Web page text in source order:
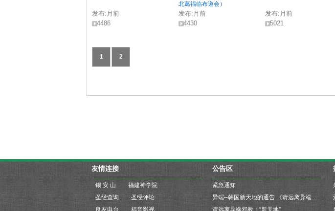
发布: 月前
4486
北葛福临布道会）
发布: 月前
4430
发布: 月前
5021
1 2
友情连接
锡 安 山
福建神学院
圣经查询
圣经评论
良友电台
福音影视
公告区
紧急通知
异端--韩国新天地的通告 《请远离异端邪教“新天地”》
请远离异端邪教：“新天地”